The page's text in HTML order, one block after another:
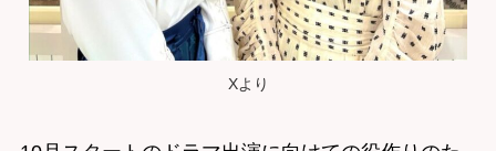
Xより